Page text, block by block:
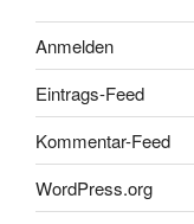
Anmelden
Eintrags-Feed
Kommentar-Feed
WordPress.org